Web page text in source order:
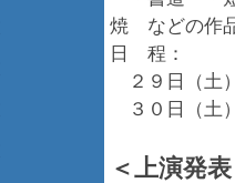
焼 などの作
日 程：
２９日（土
３０日（土
＜上演発